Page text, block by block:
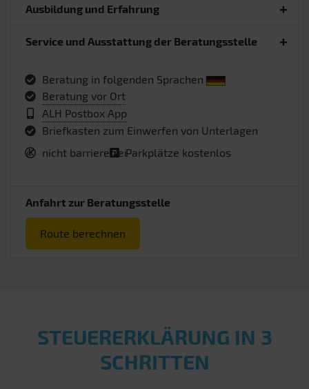
Ausbildung und Erfahrung
Service und Ausstattung der Beratungsstelle
Beratung in folgenden Sprachen
Beratung vor Ort
ALH Postbox App
Briefkasten zum Einwerfen von Unterlagen
nicht barrierefreiParkplätze kostenlos
Anfahrt zur Beratungsstelle
Route berechnen
STEUERERKLÄRUNG IN 3
SCHRITTEN